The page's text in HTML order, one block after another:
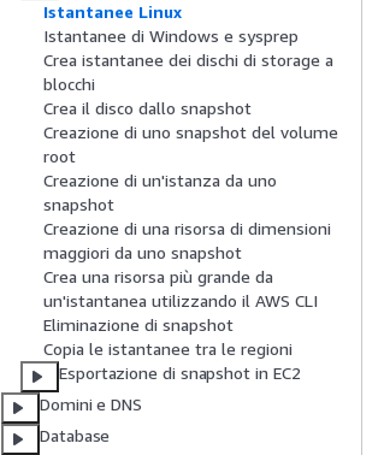
Istantanee Linux
Istantanee di Windows e sysprep
Crea istantanee dei dischi di storage a
blocchi
Crea il disco dallo snapshot
Creazione di uno snapshot del volume
root
Creazione di un'istanza da uno
snapshot
Creazione di una risorsa di dimensioni
maggiori da uno snapshot
Crea una risorsa più grande da
un'istantanea utilizzando il AWS CLI
Eliminazione di snapshot
Copia le istantanee tra le regioni
Esportazione di snapshot in EC2
Domini e DNS
Database